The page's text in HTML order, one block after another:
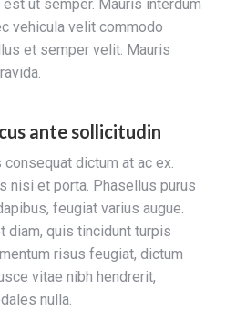
ut semper. Mauris interdum
vehicula velit commodo
et semper velit. Mauris
ante sollicitudin
dictum at ac ex.
nisi et porta. Phasellus purus
feugiat varius augue.
diam, quis tincidunt turpis
risus feugiat, dictum
vitae nibh hendrerit,
nulla.